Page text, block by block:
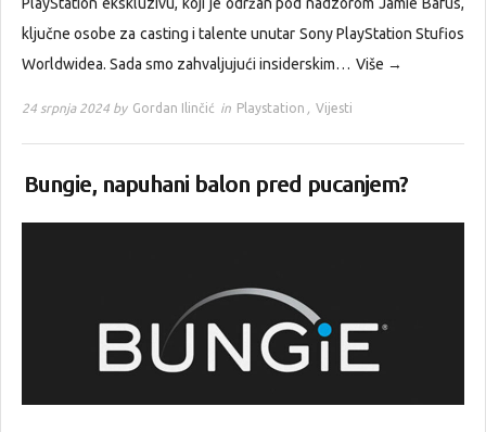
PlayStation ekskluzivu, koji je održan pod nadzorom Jamie Bafus,
ključne osobe za casting i talente unutar Sony PlayStation Stufios
Worldwidea. Sada smo zahvaljujući insiderskim… Više →
24 srpnja 2024 by Gordan Ilinčić in Playstation , Vijesti
Bungie, napuhani balon pred pucanjem?